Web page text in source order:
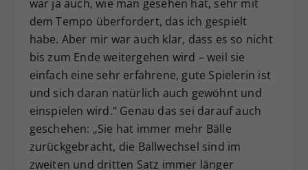
war ja auch, wie man gesehen hat, sehr mit
dem Tempo überfordert, das ich gespielt
habe. Aber mir war auch klar, dass es so nicht
bis zum Ende weitergehen wird – weil sie
einfach eine sehr erfahrene, gute Spielerin ist
und sich daran natürlich auch gewöhnt und
einspielen wird.“ Genau das sei darauf auch
geschehen: „Sie hat immer mehr Bälle
zurückgebracht, die Ballwechsel sind im
zweiten und dritten Satz immer länger